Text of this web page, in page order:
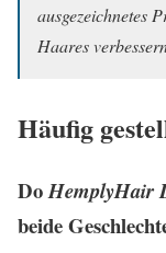
ausgezeichnetes
Haares
Häufig
DoHemplyHair
beide